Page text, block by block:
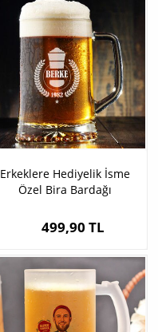
Erkeklere Hediyelik İsme
Özel Bira Bardağı
499,90 TL